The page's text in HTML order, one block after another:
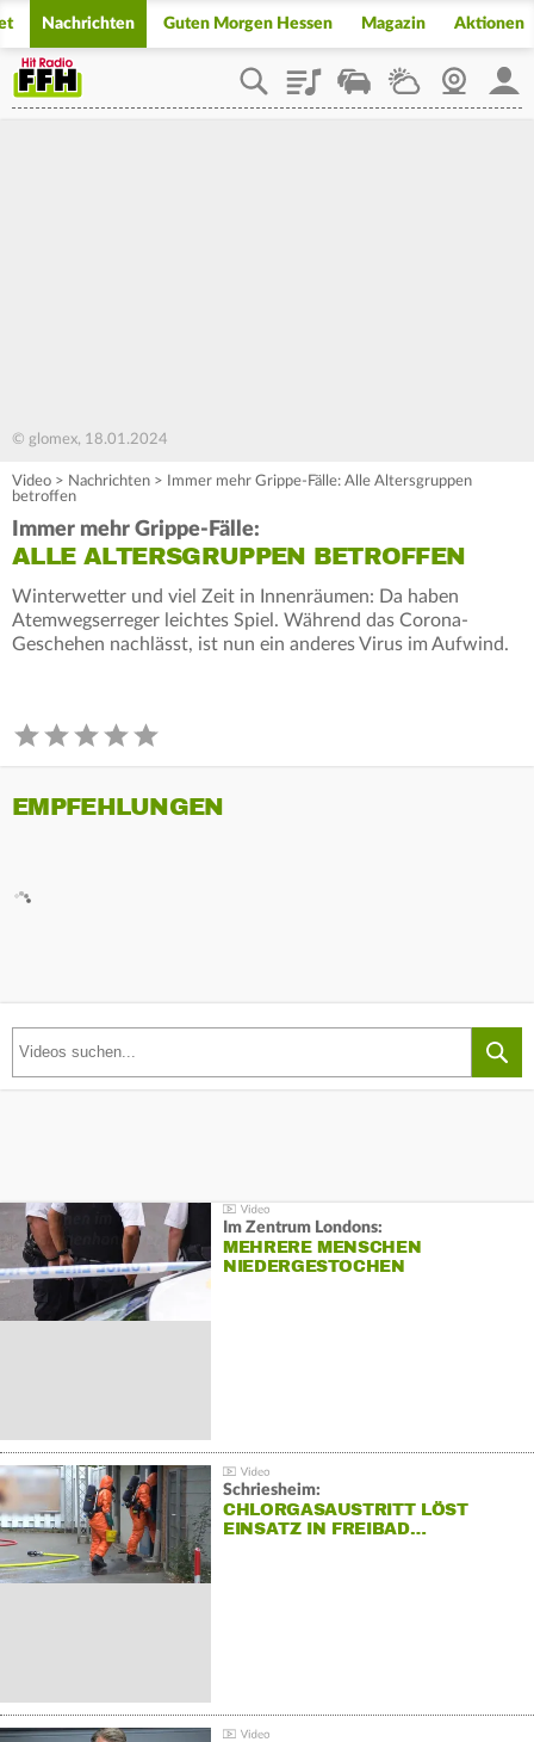
Nachrichten Guten Morgen Hessen Magazin Aktionen
PlaylistStaupilotWetterWebcam
© glomex, 18.01.2024
Video > Nachrichten >
Immer mehr Grippe-Fälle: Alle Altersgruppen
betroffen
Immer mehr Grippe-Fälle:
ALLE ALTERSGRUPPEN BETROFFEN
Winterwetter und viel Zeit in Innenräumen: Da haben
Atemwegserreger leichtes Spiel. Während das Corona-
Geschehen nachlässt, ist nun ein anderes Virus im Aufwind.
EMPFEHLUNGEN
Im Zentrum Londons:
MEHRERE MENSCHEN
NIEDERGESTOCHEN
Schriesheim:
CHLORGASAUSTRITT LÖST
EINSATZ IN FREIBAD…